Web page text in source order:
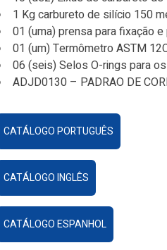
1 Kg carbureto de silício 150
01 (uma) prensa para fixação
01 (um) Termômetro ASTM
06 (seis) Selos O-rings para
ADJD0130 – PADRAO DE
CATÁLOGO PORTUGUÊS
CATÁLOGO INGLÊS
CATÁLOGO ESPANHOL